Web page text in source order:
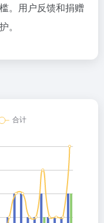
。用户反馈和捐赠
。